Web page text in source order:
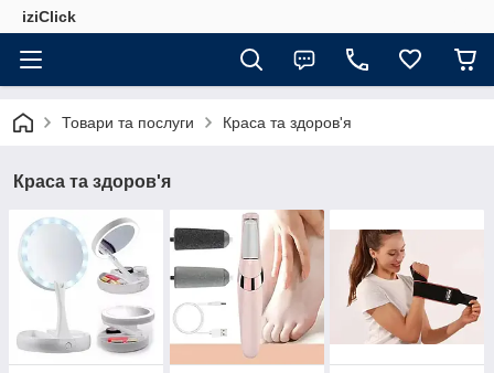
iziClick
Товари та послуги Краса та здоров'я
Краса та здоров'я